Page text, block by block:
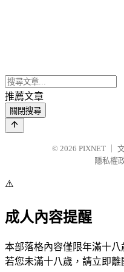
推薦文章
關閉搜尋
© 2026 PIXNET
隱私權
⚠️
成人內容提醒
本部落格內容僅限年滿十八
若您未滿十八歲，請立即離